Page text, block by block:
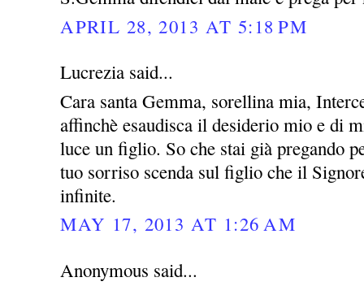
APRIL 28, 2013 AT 5:18 PM
Lucrezia said...
Cara santa Gemma, sorellina mia,
affinchè esaudisca il desiderio mio e di
luce un figlio. So che stai già pregando
tuo sorriso scenda sul figlio che il
infinite.
MAY 17, 2013 AT 1:26 AM
Anonymous said...